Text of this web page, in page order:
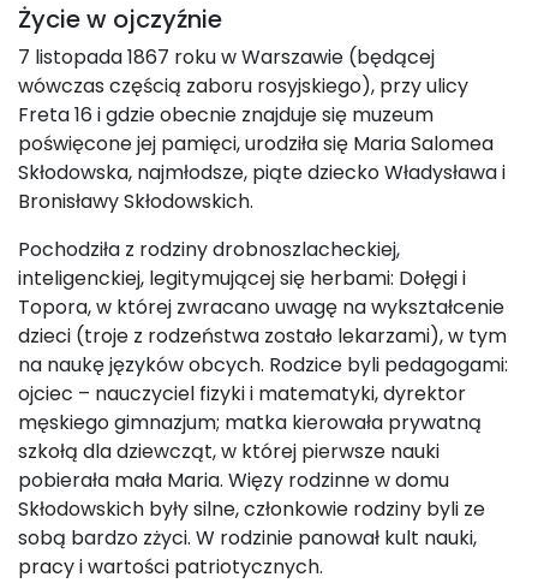
Życie w ojczyźnie
7 listopada 1867 roku w Warszawie (będącej
wówczas częścią zaboru rosyjskiego), przy ulicy
Freta 16 i gdzie obecnie znajduje się muzeum
poświęcone jej pamięci, urodziła się Maria Salomea
Skłodowska, najmłodsze, piąte dziecko Władysława i
Bronisławy Skłodowskich.
Pochodziła z rodziny drobnoszlacheckiej,
inteligenckiej, legitymującej się herbami: Dołęgi i
Topora, w której zwracano uwagę na wykształcenie
dzieci (troje z rodzeństwa zostało lekarzami), w tym
na naukę języków obcych. Rodzice byli pedagogami:
ojciec – nauczyciel fizyki i matematyki, dyrektor
męskiego gimnazjum; matka kierowała prywatną
szkołą dla dziewcząt, w której pierwsze nauki
pobierała mała Maria. Więzy rodzinne w domu
Skłodowskich były silne, członkowie rodziny byli ze
sobą bardzo zżyci. W rodzinie panował kult nauki,
pracy i wartości patriotycznych.